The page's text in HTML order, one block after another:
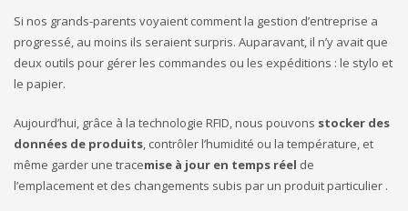
Si nos grands-parents voyaient comment la gestion d’entreprise a
progressé, au moins ils seraient surpris. Auparavant, il n’y avait que
deux outils pour gérer les commandes ou les expéditions : le stylo et
le papier.
Aujourd’hui, grâce à la technologie RFID, nous pouvons stocker des
données de produits, contrôler l’humidité ou la température, et
même garder une tracemise à jour en temps réel de
l’emplacement et des changements subis par un produit particulier .